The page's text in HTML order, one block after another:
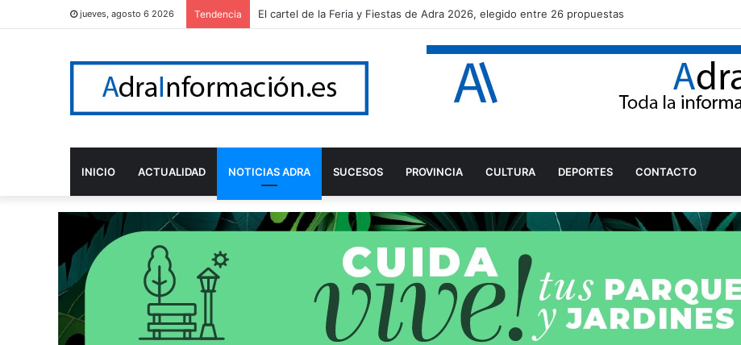
jueves, agosto 6 2026 Tendencia El cartel de la Feria y Fiestas de Adra 2026, elegido entre 26 propuestas
INICIO ACTUALIDAD NOTICIAS ADRA SUCESOS PROVINCIA CULTURA DEPORTES CONTACTO